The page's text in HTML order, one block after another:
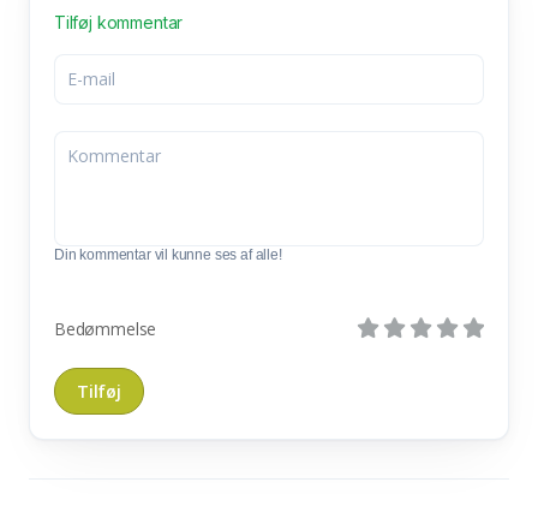
Tilføj kommentar
Din kommentar vil kunne ses af alle!
Bedømmelse